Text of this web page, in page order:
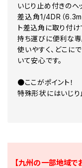
いじり止め付きのヘ
差込角1/4DR（
ト差込角に取り付け
持ち運びに便利な専
使いやすく、どこに
いて安心です。
●ここがポイント！
特殊形状にはいじり
【九州の一部地域